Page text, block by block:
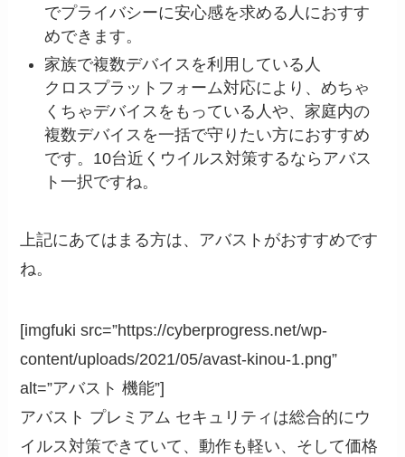
でプライバシーに安心感を求める人におすす
めできます。
家族で複数デバイスを利用している人
クロスプラットフォーム対応により、めちゃ
くちゃデバイスをもっている人や、家庭内の
複数デバイスを一括で守りたい方におすすめ
です。10台近くウイルス対策するならアバス
ト一択ですね。
上記にあてはまる方は、アバストがおすすめです
ね。
[imgfuki src=”https://cyberprogress.net/wp-
content/uploads/2021/05/avast-kinou-1.png”
alt=”アバスト 機能”]
アバスト プレミアム セキュリティは総合的にウ
イルス対策できていて、動作も軽い、そして価格